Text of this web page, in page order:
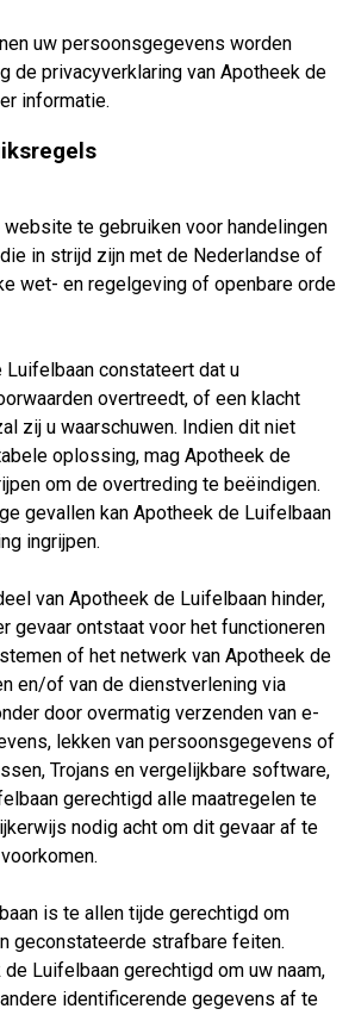
uw persoonsgegevens worden
de privacyverklaring van Apotheek de
informatie.
te gebruiken voor handelingen
in strijd zijn met de Nederlandse of
wet- en regelgeving of openbare orde
Luifelbaan constateert dat u
overtreedt, of een klacht
zij u waarschuwen. Indien dit niet
oplossing, mag Apotheek de
om de overtreding te beëindigen.
gevallen kan Apotheek de Luifelbaan
ingrijpen.
van Apotheek de Luifelbaan hinder,
gevaar ontstaat voor het functioneren
of het netwerk van Apotheek de
en/of van de dienstverlening via
door overmatig verzenden van e-
lekken van persoonsgegevens of
Trojans en vergelijkbare software,
gerechtigd alle maatregelen te
nodig acht om dit gevaar af te
is te allen tijde gerechtigd om
geconstateerde strafbare feiten.
Luifelbaan gerechtigd om uw naam,
identificerende gegevens af te